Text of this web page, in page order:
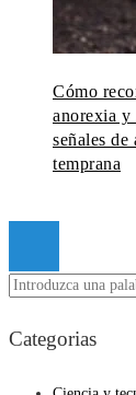
Cómo
anorexia y
señales de
temprana
Categorias